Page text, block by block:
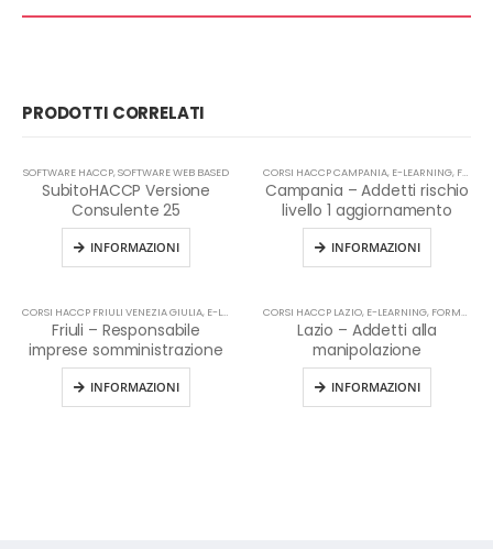
PRODOTTI CORRELATI
SOFTWARE HACCP,SOFTWARE WEB BASED
SubitoHACCP Versione
Consulente 25
INFORMAZIONI
CORSI HACCP CAMPANIA, E-LEARNING, FORMAZIONE HACCP IN LINGUA ITALIANA
Campania – Addetti rischio
livello 1 aggiornamento
INFORMAZIONI
CORSI HACCP FRIULI VENEZIA GIULIA, E-LEARNING ,HACCP
Friuli – Responsabile
imprese somministrazione
INFORMAZIONI
CORSI HACCP LAZIO, E-LEARNING, FORMAZIONE HACCP IN LINGUA ITALIANA
Lazio – Addetti alla
manipolazione
INFORMAZIONI